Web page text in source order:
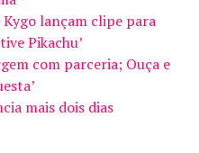
Kygo lançam clipe para
Pikachu’
com parceria; Ouça e
mais dois dias